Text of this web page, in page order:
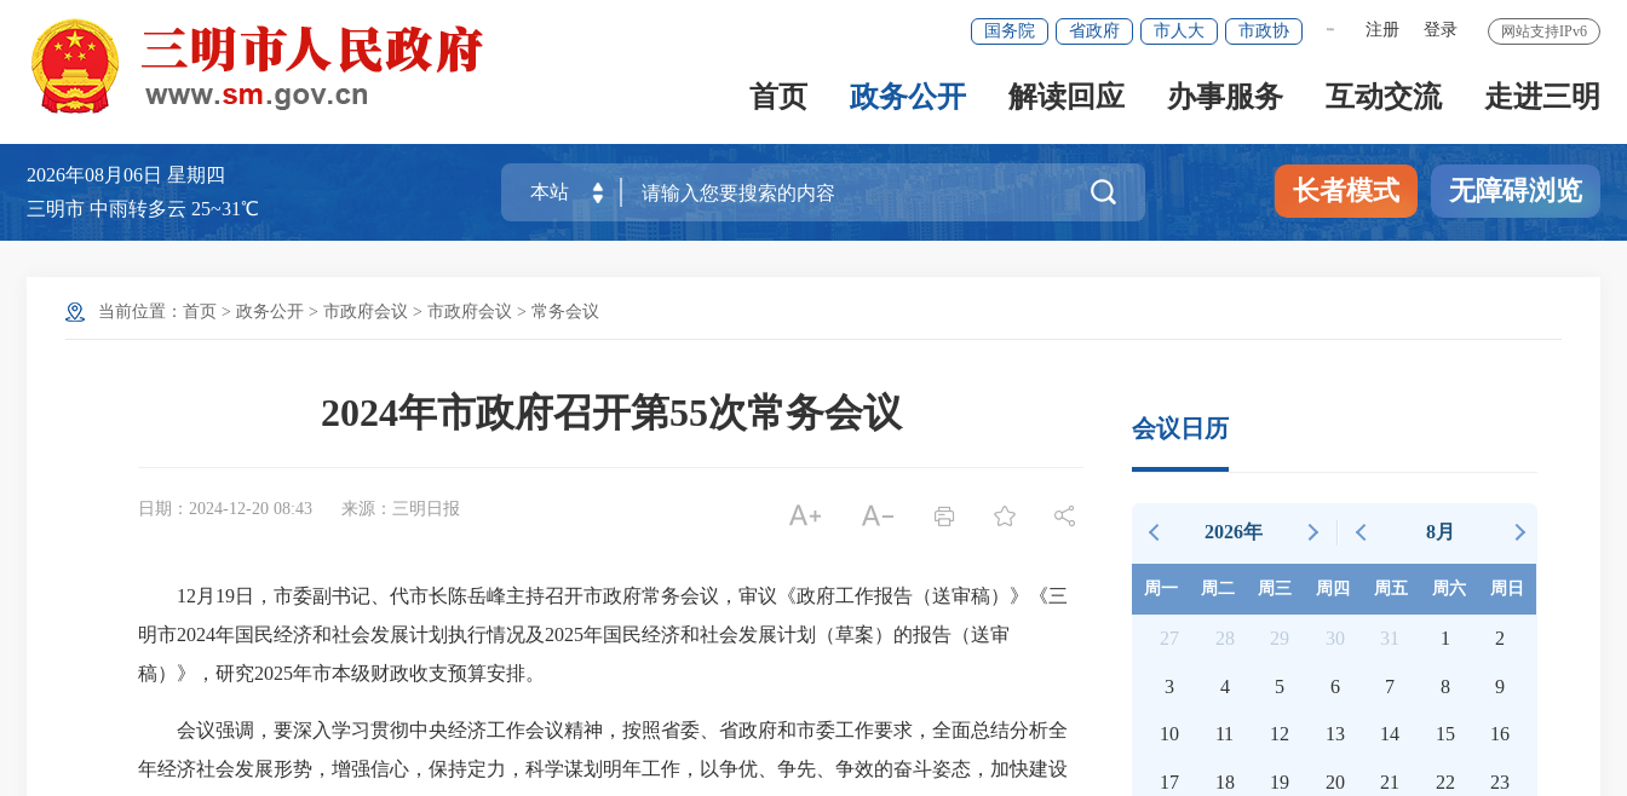
网站支持IPv6
注册 登录
国务院 省政府 市人大 市政协
首页 政务公开 解读回应 办事服务 互动交流 走进三明
2026年08月06日 星期四
三明市中雨转多云 25~31℃
 长者模式 无障碍浏览
当前位置： 首页 > 政务公开 > 市政府会议 > 市政府会议 > 常务会议
2024年市政府召开第55次常务会议
日期：2024-12-20 08:43 来源：三明日报     
12月19日，市委副书记、代市长陈岳峰主持召开市政府常务会议，审议《政府工作报告（送审稿）》《三
明市2024年国民经济和社会发展计划执行情况及2025年国民经济和社会发展计划（草案）的报告（送审
稿）》，研究2025年市本级财政收支预算安排。
会议强调，要深入学习贯彻中央经济工作会议精神，按照省委、省政府和市委工作要求，全面总结分析全
年经济社会发展形势，增强信心，保持定力，科学谋划明年工作，以争优、争先、争效的奋斗姿态，加快建设
会议日历
2026年 8月
周一 周二 周三 周四 周五 周六 周日
27 28 29 30 31 1 2
3 4 5 6 7 8 9
10 11 12 13 14 15 16
17 18 19 20 21 22 23